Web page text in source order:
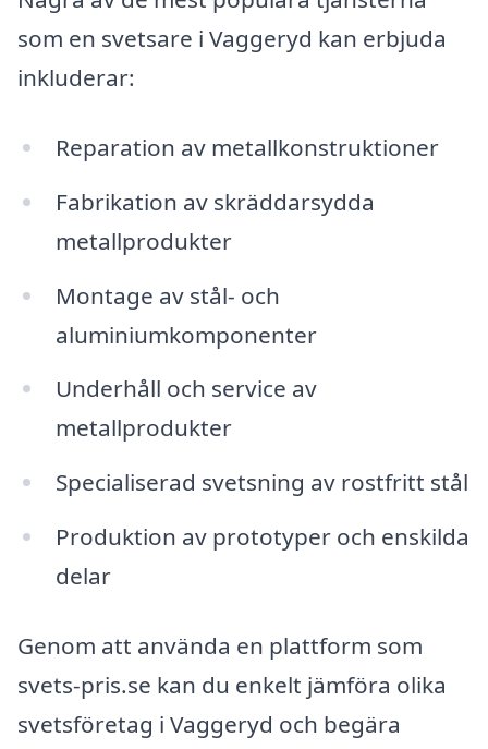
som en svetsare i Vaggeryd kan erbjuda
inkluderar:
Reparation av metallkonstruktioner
Fabrikation av skräddarsydda
metallprodukter
Montage av stål- och
aluminiumkomponenter
Underhåll och service av
metallprodukter
Specialiserad svetsning av rostfritt stål
Produktion av prototyper och enskilda
delar
Genom att använda en plattform som
svets-pris.se kan du enkelt jämföra olika
svetsföretag i Vaggeryd och begära